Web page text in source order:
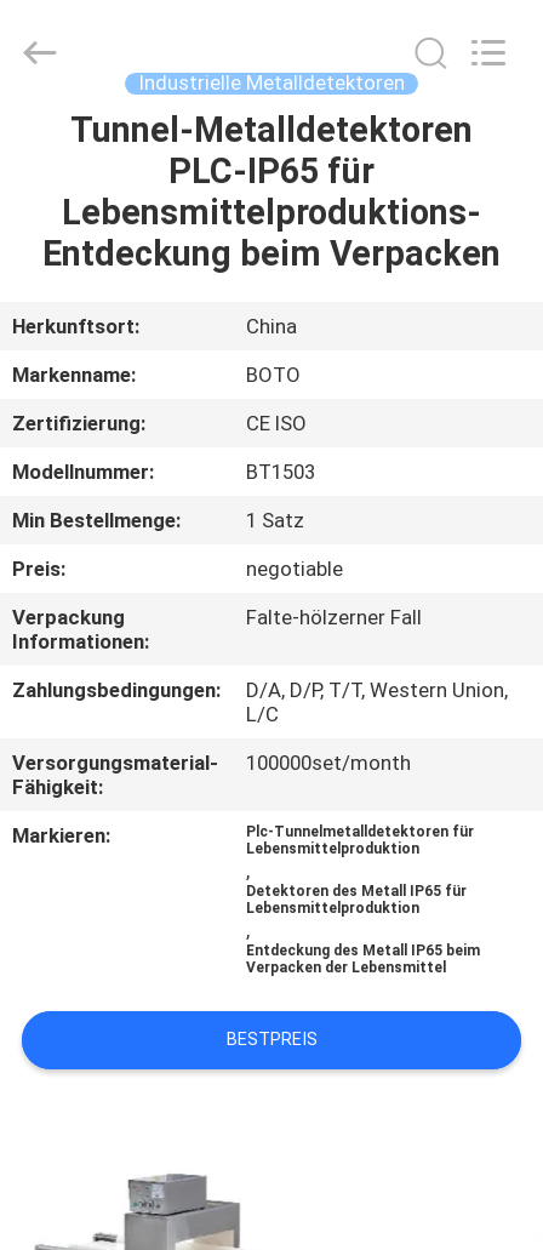
HAUS
PRODUKTE
UNS
AUSFLUG
QUALITÄTSKONTROLLE
TRETEN
SIE
MIT
IN
VERBINDUNG
SITEMAP
Industrielle Metalldetektoren
Tunnel-Metalldetektoren
PLC-IP65 für
Lebensmittelproduktions-
Entdeckung beim Verpacken
Herkunftsort:
China
Markenname:
BOTO
Zertifizierung:
CE ISO
Modellnummer:
BT1503
Min Bestellmenge:
1 Satz
Preis:
negotiable
Verpackung
Informationen:
Falte-hölzerner Fall
Zahlungsbedingungen:
D/A, D/P, T/T, Western Union,
L/C
Versorgungsmaterial-
Fähigkeit:
100000set/month
Markieren:
Plc-Tunnelmetalldetektoren für
Lebensmittelproduktion
,
Detektoren des Metall IP65 für
Lebensmittelproduktion
,
Entdeckung des Metall IP65 beim
Verpacken der Lebensmittel
BESTPREIS